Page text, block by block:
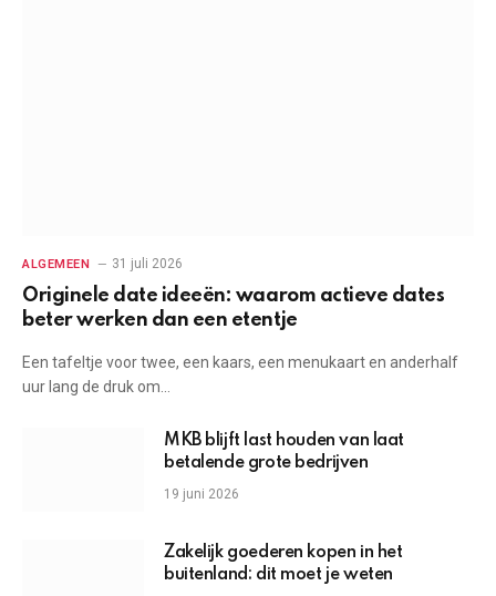
ALGEMEEN 31 juli 2026
Originele date ideeën: waarom actieve dates
beter werken dan een etentje
Een tafeltje voor twee, een kaars, een menukaart en anderhalf
uur lang de druk om…
MKB blijft last houden van laat
betalende grote bedrijven
19 juni 2026
Zakelijk goederen kopen in het
buitenland: dit moet je weten